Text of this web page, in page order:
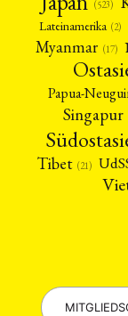
(523)
Lateinamerika (2)
Myanmar (17)
Papua-
Singapur
Tibet (21)